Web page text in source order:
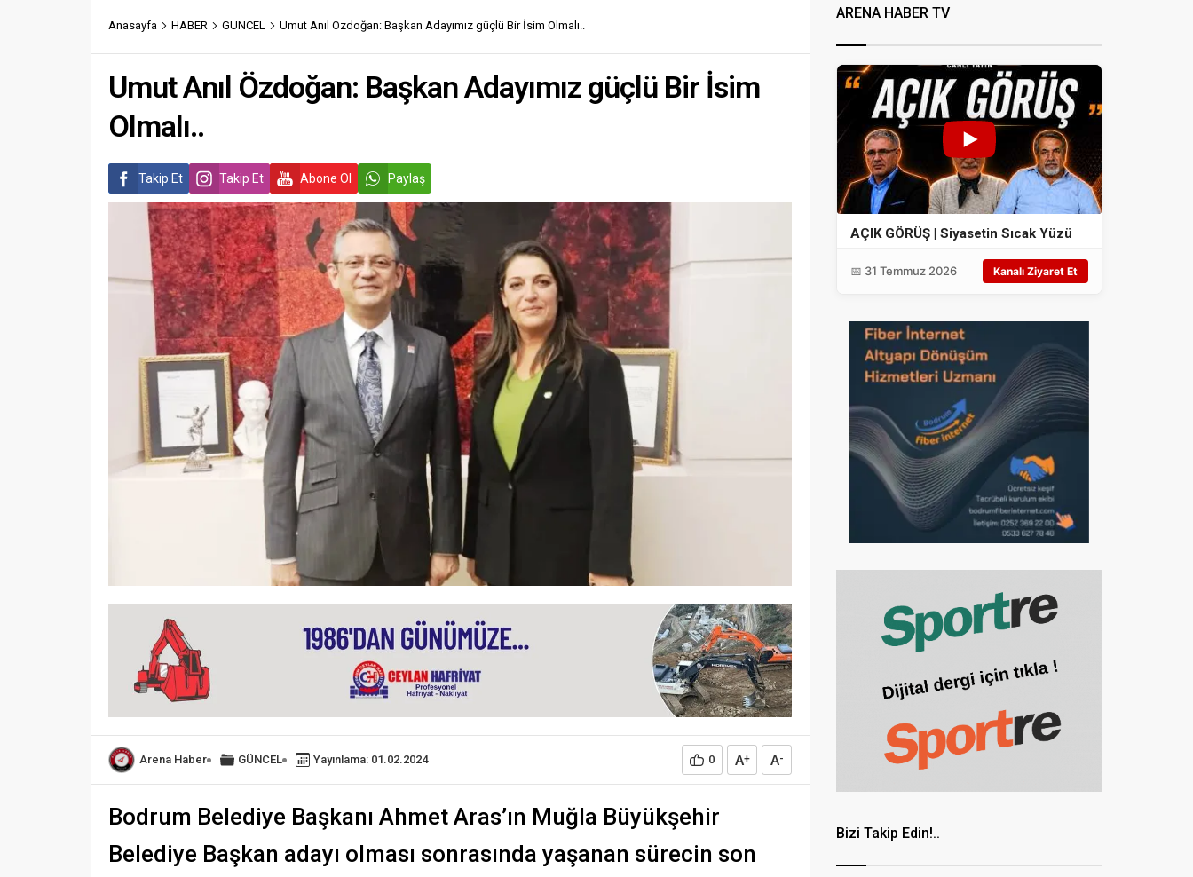
Anasayfa HABER GÜNCEL Umut Anıl Özdoğan: Başkan Adayımız güçlü Bir İsim Olmalı..
Umut Anıl Özdoğan: Başkan Adayımız güçlü Bir İsim
Olmalı..
Takip Et Takip Et Abone Ol Paylaş
Arena Haber GÜNCEL Yayınlama: 01.02.2024 0 A+ A-
Bodrum Belediye Başkanı Ahmet Aras’ın Muğla Büyükşehir
Belediye Başkan adayı olması sonrasında yaşanan sürecin son
ARENA HABER TV
AÇIK GÖRÜŞ | Siyasetin Sıcak Yüzü
📅 31 Temmuz 2026 Kanalı Ziyaret Et
Bizi Takip Edin!..